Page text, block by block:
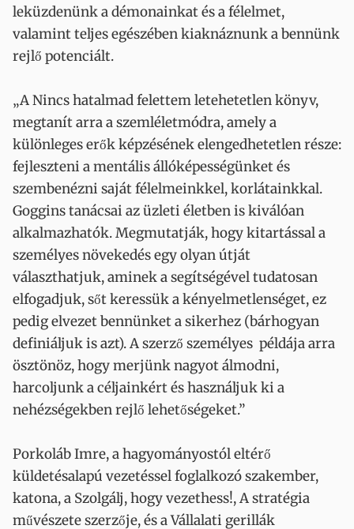
leküzdenünk a démonainkat és a félelmet,
valamint teljes egészében kiaknáznunk a bennünk
rejlő potenciált.
„A Nincs hatalmad felettem letehetetlen könyv,
megtanít arra a szemléletmódra, amely a
különleges erők képzésének elengedhetetlen része:
fejleszteni a mentális állóképességünket és
szembenézni saját félelmeinkkel, korlátainkkal.
Goggins tanácsai az üzleti életben is kiválóan
alkalmazhatók. Megmutatják, hogy kitartással a
személyes növekedés egy olyan útját
választhatjuk, aminek a segítségével tudatosan
elfogadjuk, sőt keressük a kényelmetlenséget, ez
pedig elvezet bennünket a sikerhez (bárhogyan
definiáljuk is azt). A szerző személyes példája arra
ösztönöz, hogy merjünk nagyot álmodni,
harcoljunk a céljainkért és használjuk ki a
nehézségekben rejlő lehetőségeket.”
Porkoláb Imre, a hagyományostól eltérő
küldetésalapú vezetéssel foglalkozó szakember,
katona, a Szolgálj, hogy vezethess!, A stratégia
művészete szerzője, és a Vállalati gerillák